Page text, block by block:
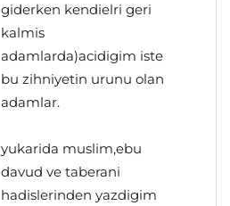
giderken kendielri geri
kalmis
adamlarda)acidigim iste
bu zihniyetin urunu olan
adamlar.
yukarida muslim,ebu
davud ve taberani
hadislerinden yazdigim